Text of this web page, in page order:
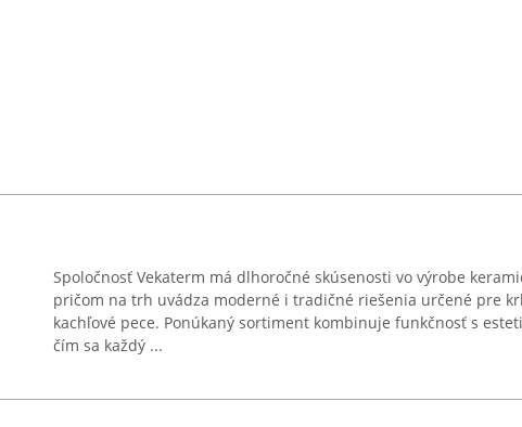
Spoločnosť Vekaterm má dlhoročné skúsenosti vo výrobe
pričom na trh uvádza moderné i tradičné riešenia určené pre
kachľové pece. Ponúkaný sortiment kombinuje funkčnosť s
čím sa každý ...